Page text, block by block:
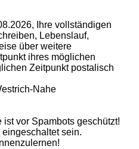
Ihre vollständigen
Lebenslauf,
über weitere
ihres möglichen
Zeitpunkt postalisch
Nahe
vor Spambots geschützt!
sein.